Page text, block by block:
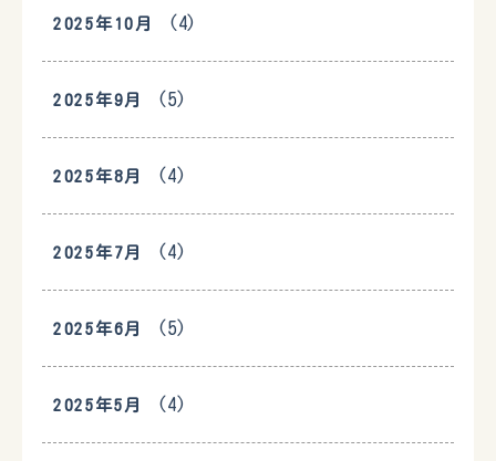
2025年10月 (4)
2025年9月 (5)
2025年8月 (4)
2025年7月 (4)
2025年6月 (5)
2025年5月 (4)